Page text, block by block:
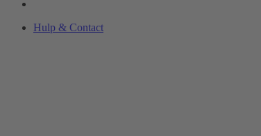
Hulp & Contact